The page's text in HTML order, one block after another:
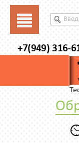
+7(949) 316-